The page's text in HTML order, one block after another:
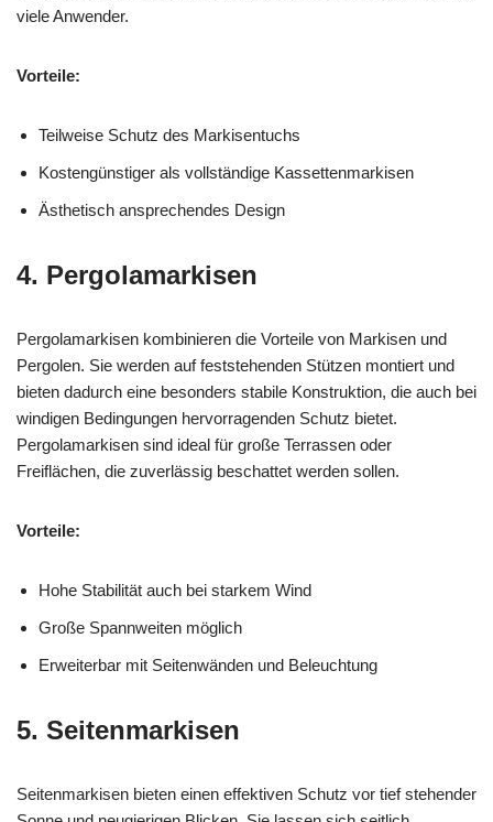
viele Anwender.
Vorteile:
Teilweise Schutz des Markisentuchs
Kostengünstiger als vollständige Kassettenmarkisen
Ästhetisch ansprechendes Design
4. Pergolamarkisen
Pergolamarkisen kombinieren die Vorteile von Markisen und
Pergolen. Sie werden auf feststehenden Stützen montiert und
bieten dadurch eine besonders stabile Konstruktion, die auch bei
windigen Bedingungen hervorragenden Schutz bietet.
Pergolamarkisen sind ideal für große Terrassen oder
Freiflächen, die zuverlässig beschattet werden sollen.
Vorteile:
Hohe Stabilität auch bei starkem Wind
Große Spannweiten möglich
Erweiterbar mit Seitenwänden und Beleuchtung
5. Seitenmarkisen
Seitenmarkisen bieten einen effektiven Schutz vor tief stehender